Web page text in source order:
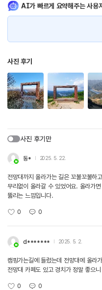
AI가 빠르게 요약해주는 사용
사진 후기
사진 후기만
동* 2025. 5. 22.
전망대까지 올라가는 길은 꼬불꼬불하
무리없이 올라갈 수 있었어요. 올라가
뚫리는 느낌입니다.
0 0
d******* 2025. 5. 2.
캠핑가는길에 들렀는데 전망대에 올라
전망대 카페도 있고 경치가 정말 좋으
0 0